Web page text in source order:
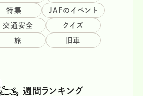
特集 JAFのイベント
交通安全 クイズ
旅 旧車
週間ランキング